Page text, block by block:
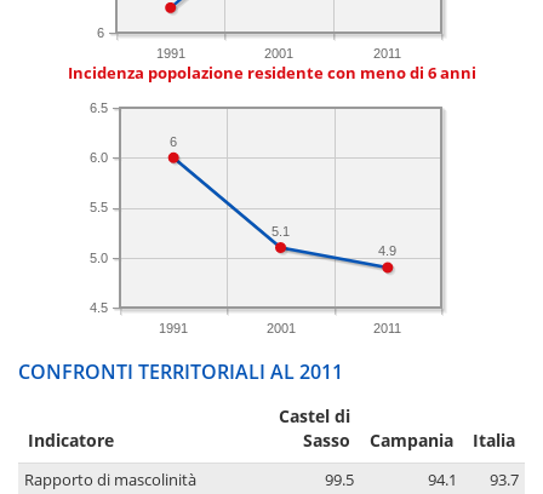
1991 2001 2011
6
Incidenza popolazione residente con meno di 6 anni
1991 2001 2011
4.5
5.0
5.5
6.0
6.5
4.9
5.1
6
CONFRONTI TERRITORIALI AL 2011
Indicatore
Castel di
Sasso
Campania Italia
Rapporto di mascolinità 99.5 94.1
93.7